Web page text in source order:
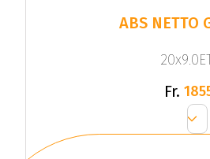
ABS NETTO
Fr.